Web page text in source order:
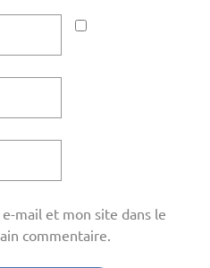
mail et mon site dans le
commentaire.